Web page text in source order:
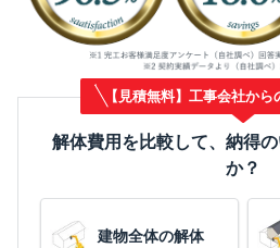
【見積無料】工事会社から
解体費用を比較して、納得
か？
建物全体の解体